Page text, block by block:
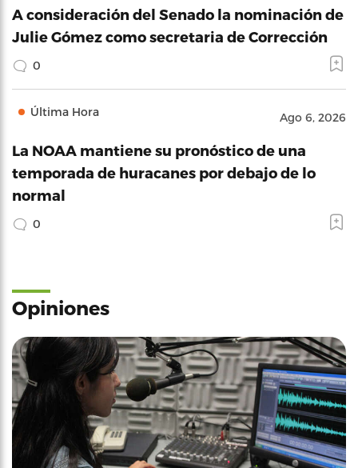
A consideración del Senado la nominación de
Julie Gómez como secretaria de Corrección
0
Última Hora Ago 6, 2026
La NOAA mantiene su pronóstico de una
temporada de huracanes por debajo de lo
normal
0
Opiniones